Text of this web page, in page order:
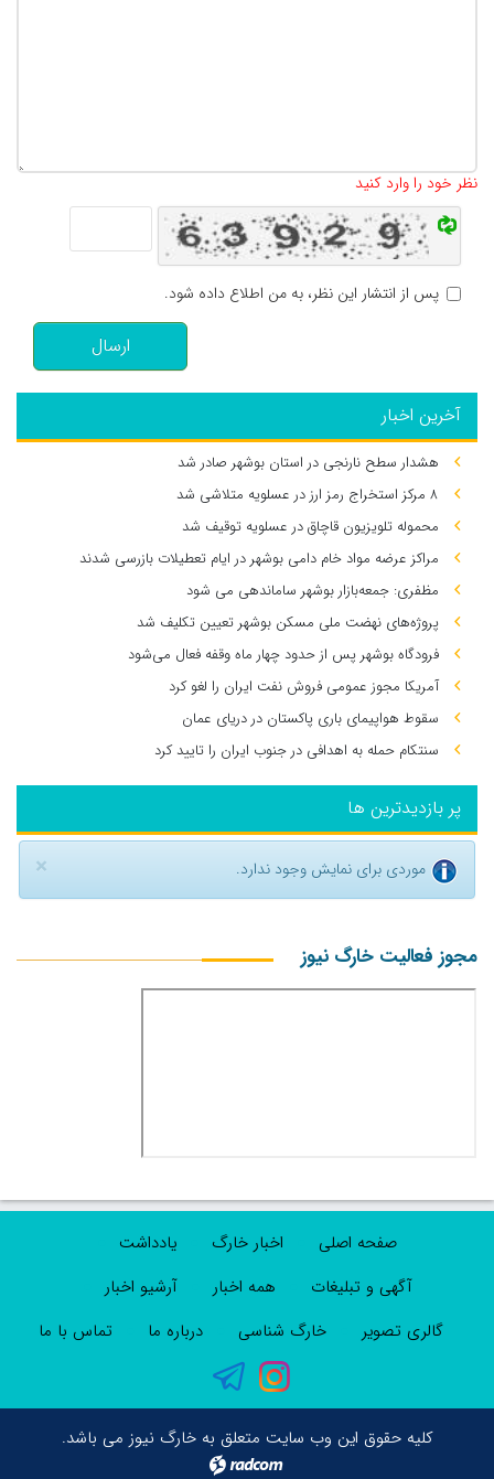
نظر خود را وارد کنید
پس از انتشار این نظر، به من اطلاع داده شود.
ارسال
آخرین اخبار
هشدار سطح نارنجی در استان بوشهر صادر شد
۸ مرکز استخراج رمز ارز در عسلویه متلاشی شد
محموله تلویزیون قاچاق در عسلویه توقیف شد
مراکز عرضه مواد خام دامی بوشهر در ایام تعطیلات بازرسی شدند
مظفری: جمعه‌بازار بوشهر ساماندهی می‌ شود
پروژه‌های نهضت ملی مسکن بوشهر تعیین تکلیف شد
فرودگاه بوشهر پس از حدود چهار ماه وقفه فعال می‌شود
آمریکا مجوز عمومی فروش نفت ایران را لغو کرد
سقوط هواپیمای باری پاکستان در دریای عمان
سنتکام حمله به اهدافی در جنوب ایران را تایید کرد
پر بازدیدترین ها
× موردی برای نمایش وجود ندارد.
مجوز فعالیت خارگ نیوز
صفحه اصلی اخبار خارگ
یادداشت
آگهی و تبلیغات
همه اخبار
آرشیو اخبار
گالری تصویر
خارگ شناسی درباره ما تماس با ما
کلیه حقوق این وب سایت متعلق به خارگ نیوز می باشد.
radcom